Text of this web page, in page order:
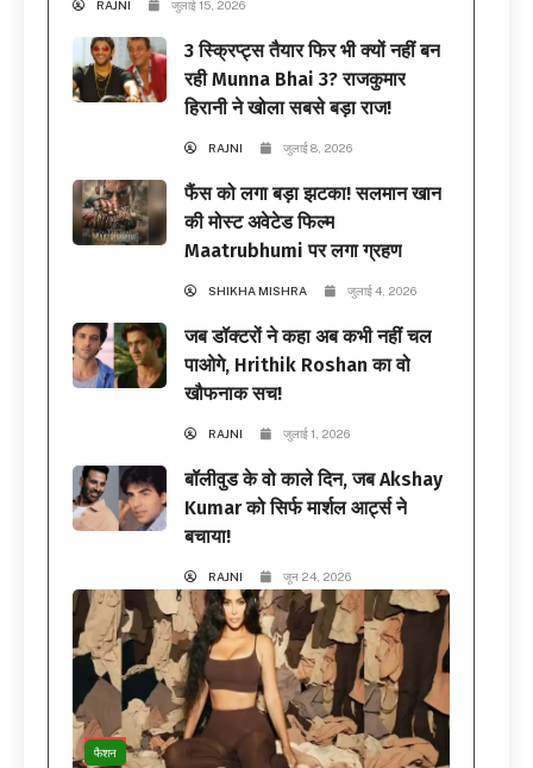
RAJNI जुलाई 15, 2026
3 स्क्रिप्ट्स तैयार फिर भी क्यों नहीं बन
रही Munna Bhai 3? राजकुमार
हिरानी ने खोला सबसे बड़ा राज!
RAJNI जुलाई 8, 2026
फैंस को लगा बड़ा झटका! सलमान खान
की मोस्ट अवेटेड फिल्म
Maatrubhumi पर लगा ग्रहण
SHIKHA MISHRA जुलाई 4, 2026
जब डॉक्टरों ने कहा अब कभी नहीं चल
पाओगे, Hrithik Roshan का वो
खौफनाक सच!
RAJNI जुलाई 1, 2026
बॉलीवुड के वो काले दिन, जब Akshay
Kumar को सिर्फ मार्शल आर्ट्स ने
बचाया!
RAJNI जून 24, 2026
फैशन